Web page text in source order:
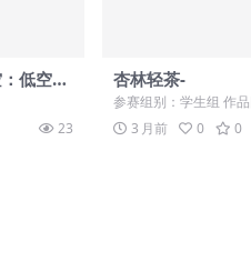
低空停
-
23
杏林轻茶-
参赛组别：学生组 作
3 月前
0 0